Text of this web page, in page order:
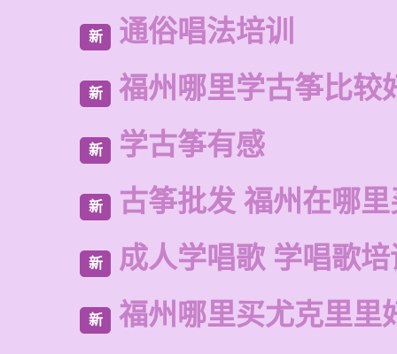
新 通俗唱法培训
新 福州哪里学古筝比较
新 学古筝有感
新 古筝批发 福州在哪
新 成人学唱歌 学唱歌
新 福州哪里买尤克里里